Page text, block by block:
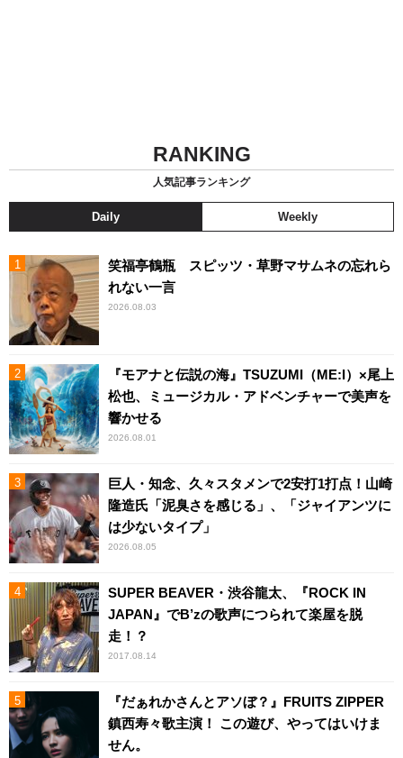
RANKING
人気記事ランキング
Daily Weekly
笑福亭鶴瓶 スピッツ・草野マサムネの忘れら
れない一言
2026.08.03
『モアナと伝説の海』TSUZUMI（ME:I）×尾上
松也、ミュージカル・アドベンチャーで美声を
響かせる
2026.08.01
巨人・知念、久々スタメンで2安打1打点！山崎
隆造氏「泥臭さを感じる」、「ジャイアンツに
は少ないタイプ」
2026.08.05
SUPER BEAVER・渋谷龍太、『ROCK IN
JAPAN』でB’zの歌声につられて楽屋を脱
走！？
2017.08.14
『だぁれかさんとアソぼ？』FRUITS ZIPPER
鎮西寿々歌主演！ この遊び、やってはいけま
せん。